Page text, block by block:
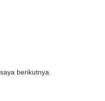
berikutnya.